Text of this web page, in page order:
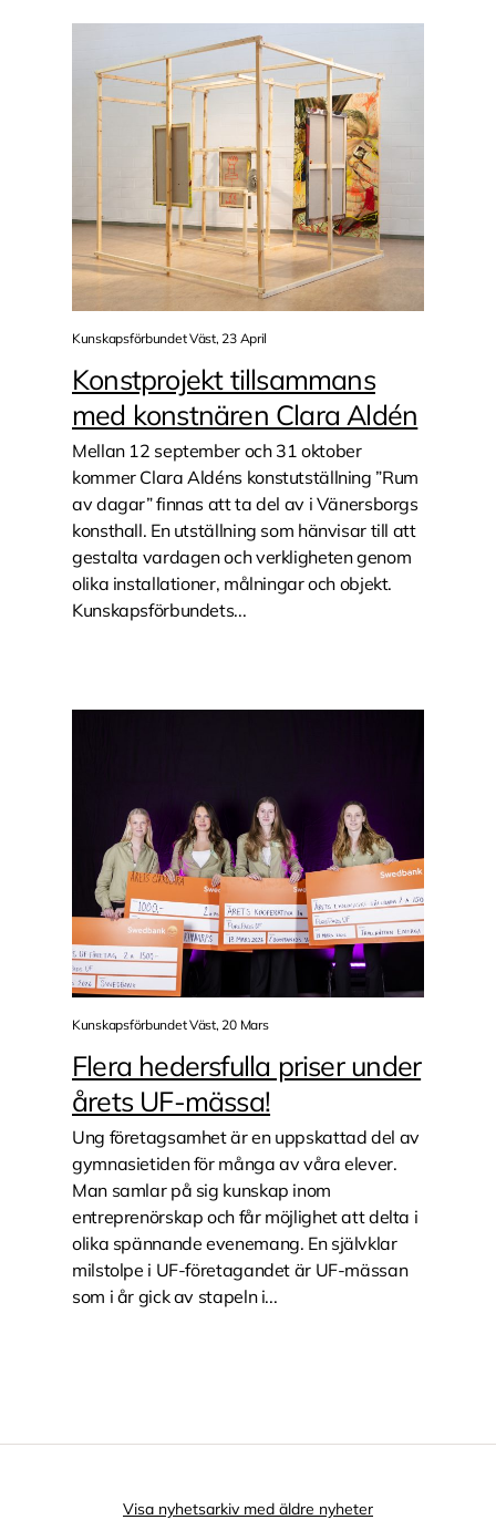
Kunskapsförbundet Väst, 23 April
Konstprojekt tillsammans
med konstnären Clara Aldén
Mellan 12 september och 31 oktober
kommer Clara Aldéns konstutställning ”Rum
av dagar” finnas att ta del av i Vänersborgs
konsthall. En utställning som hänvisar till att
gestalta vardagen och verkligheten genom
olika installationer, målningar och objekt.
Kunskapsförbundets...
Kunskapsförbundet Väst, 20 Mars
Flera hedersfulla priser under
årets UF-mässa!
Ung företagsamhet är en uppskattad del av
gymnasietiden för många av våra elever.
Man samlar på sig kunskap inom
entreprenörskap och får möjlighet att delta i
olika spännande evenemang. En självklar
milstolpe i UF-företagandet är UF-mässan
som i år gick av stapeln i...
Visa nyhetsarkiv med äldre nyheter